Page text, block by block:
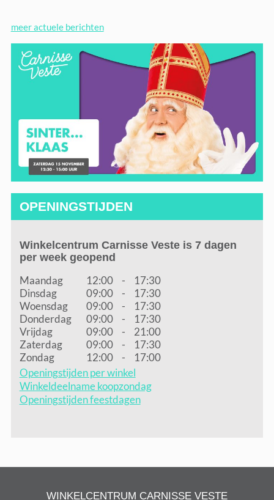
meer actuele berichten
OPENINGSTIJDEN
Winkelcentrum Carnisse Veste is 7 dagen
per week geopend
Maandag 12:00 -
17:30
Dinsdag
09:00 -
17:30
Woensdag
09:00 -
17:30
Donderdag
09:00 -
17:30
Vrijdag
09:00 -
21:00
Zaterdag
09:00 -
17:30
Zondag
12:00 -
17:00
Openingstijden per winkel
Winkeldeelname koopzondag
Openingstijden feestdagen
WINKELCENTRUM CARNISSE VESTE